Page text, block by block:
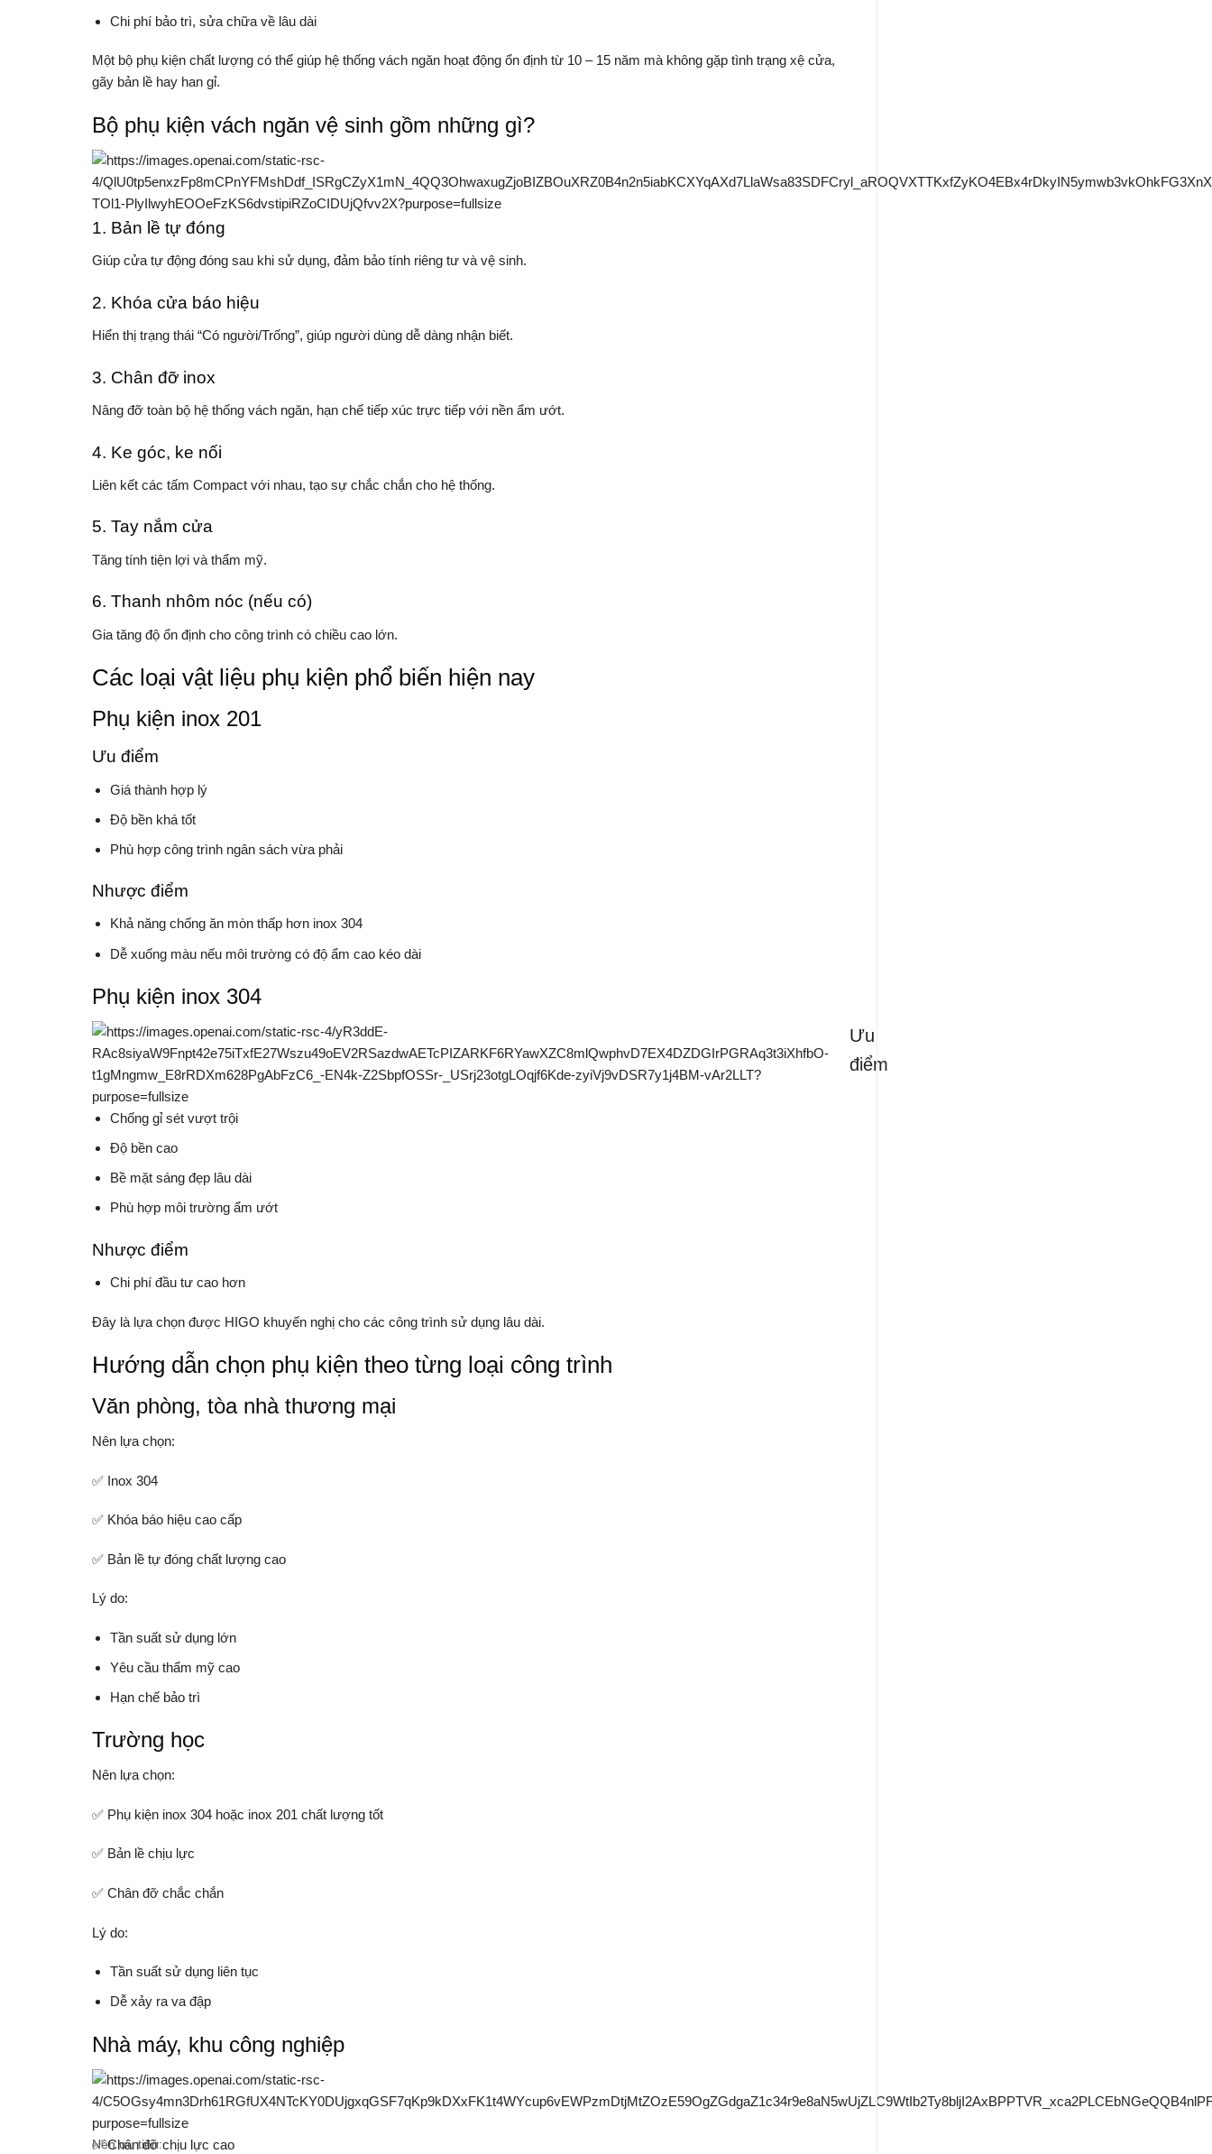
Chi phí bảo trì, sửa chữa về lâu dài
Một bộ phụ kiện chất lượng có thể giúp hệ thống vách ngăn hoạt động ổn định từ 10 – 15 năm mà không gặp tình trạng xệ cửa,
gãy bản lề hay han gỉ.
Bộ phụ kiện vách ngăn vệ sinh gồm những gì?
1. Bản lề tự đóng
Giúp cửa tự động đóng sau khi sử dụng, đảm bảo tính riêng tư và vệ sinh.
2. Khóa cửa báo hiệu
Hiển thị trạng thái “Có người/Trống”, giúp người dùng dễ dàng nhận biết.
3. Chân đỡ inox
Nâng đỡ toàn bộ hệ thống vách ngăn, hạn chế tiếp xúc trực tiếp với nền ẩm ướt.
4. Ke góc, ke nối
Liên kết các tấm Compact với nhau, tạo sự chắc chắn cho hệ thống.
5. Tay nắm cửa
Tăng tính tiện lợi và thẩm mỹ.
6. Thanh nhôm nóc (nếu có)
Gia tăng độ ổn định cho công trình có chiều cao lớn.
Các loại vật liệu phụ kiện phổ biến hiện nay
Phụ kiện inox 201
Ưu điểm
Giá thành hợp lý
Độ bền khá tốt
Phù hợp công trình ngân sách vừa phải
Nhược điểm
Khả năng chống ăn mòn thấp hơn inox 304
Dễ xuống màu nếu môi trường có độ ẩm cao kéo dài
Phụ kiện inox 304
Ưu
điểm
Chống gỉ sét vượt trội
Độ bền cao
Bề mặt sáng đẹp lâu dài
Phù hợp môi trường ẩm ướt
Nhược điểm
Chi phí đầu tư cao hơn
Đây là lựa chọn được HIGO khuyến nghị cho các công trình sử dụng lâu dài.
Hướng dẫn chọn phụ kiện theo từng loại công trình
Văn phòng, tòa nhà thương mại
Nên lựa chọn:
✅ Inox 304
✅ Khóa báo hiệu cao cấp
✅ Bản lề tự đóng chất lượng cao
Lý do:
Tần suất sử dụng lớn
Yêu cầu thẩm mỹ cao
Hạn chế bảo trì
Trường học
Nên lựa chọn:
✅ Phụ kiện inox 304 hoặc inox 201 chất lượng tốt
✅ Bản lề chịu lực
✅ Chân đỡ chắc chắn
Lý do:
Tần suất sử dụng liên tục
Dễ xảy ra va đập
Nhà máy, khu công nghiệp
Nên ưu tiên:
✅ Chân đỡ chịu lực cao